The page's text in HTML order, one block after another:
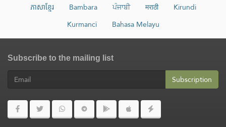
ភាសាខ្មែរ
Bambara ਪੰਜਾਬੀ मराठी
Kirundi
Kurmancî
Bahasa Melayu
Subscribe to the mailing list
Subscription